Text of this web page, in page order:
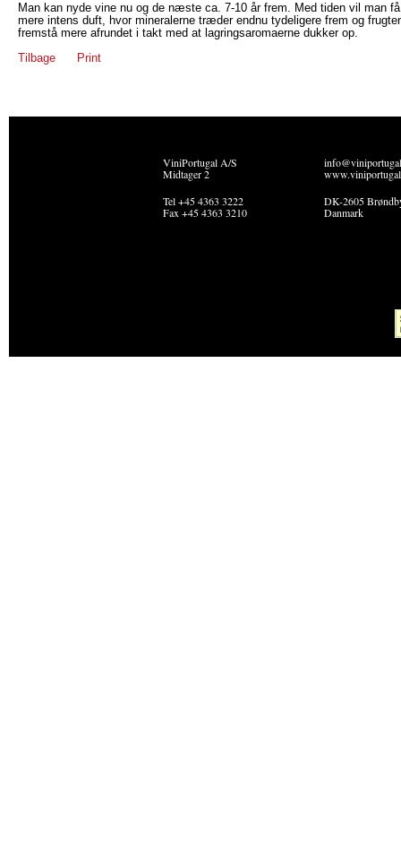
Man kan nyde vine nu og de næste ca. 7-10 år frem. Med tiden vil man
mere intens duft, hvor mineralerne træder endnu tydeligere frem og
fremstå mere afrundet i takt med at lagringsaromaerne dukker op.
Tilbage
Print
ViniPortugal A/S
Midtager 2
Tel +45 4363 3222
Fax +45 4363 3210
DK-2605
Danmark